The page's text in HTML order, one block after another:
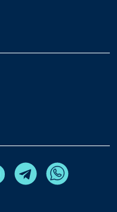
Youtube TelegramWhatsapp